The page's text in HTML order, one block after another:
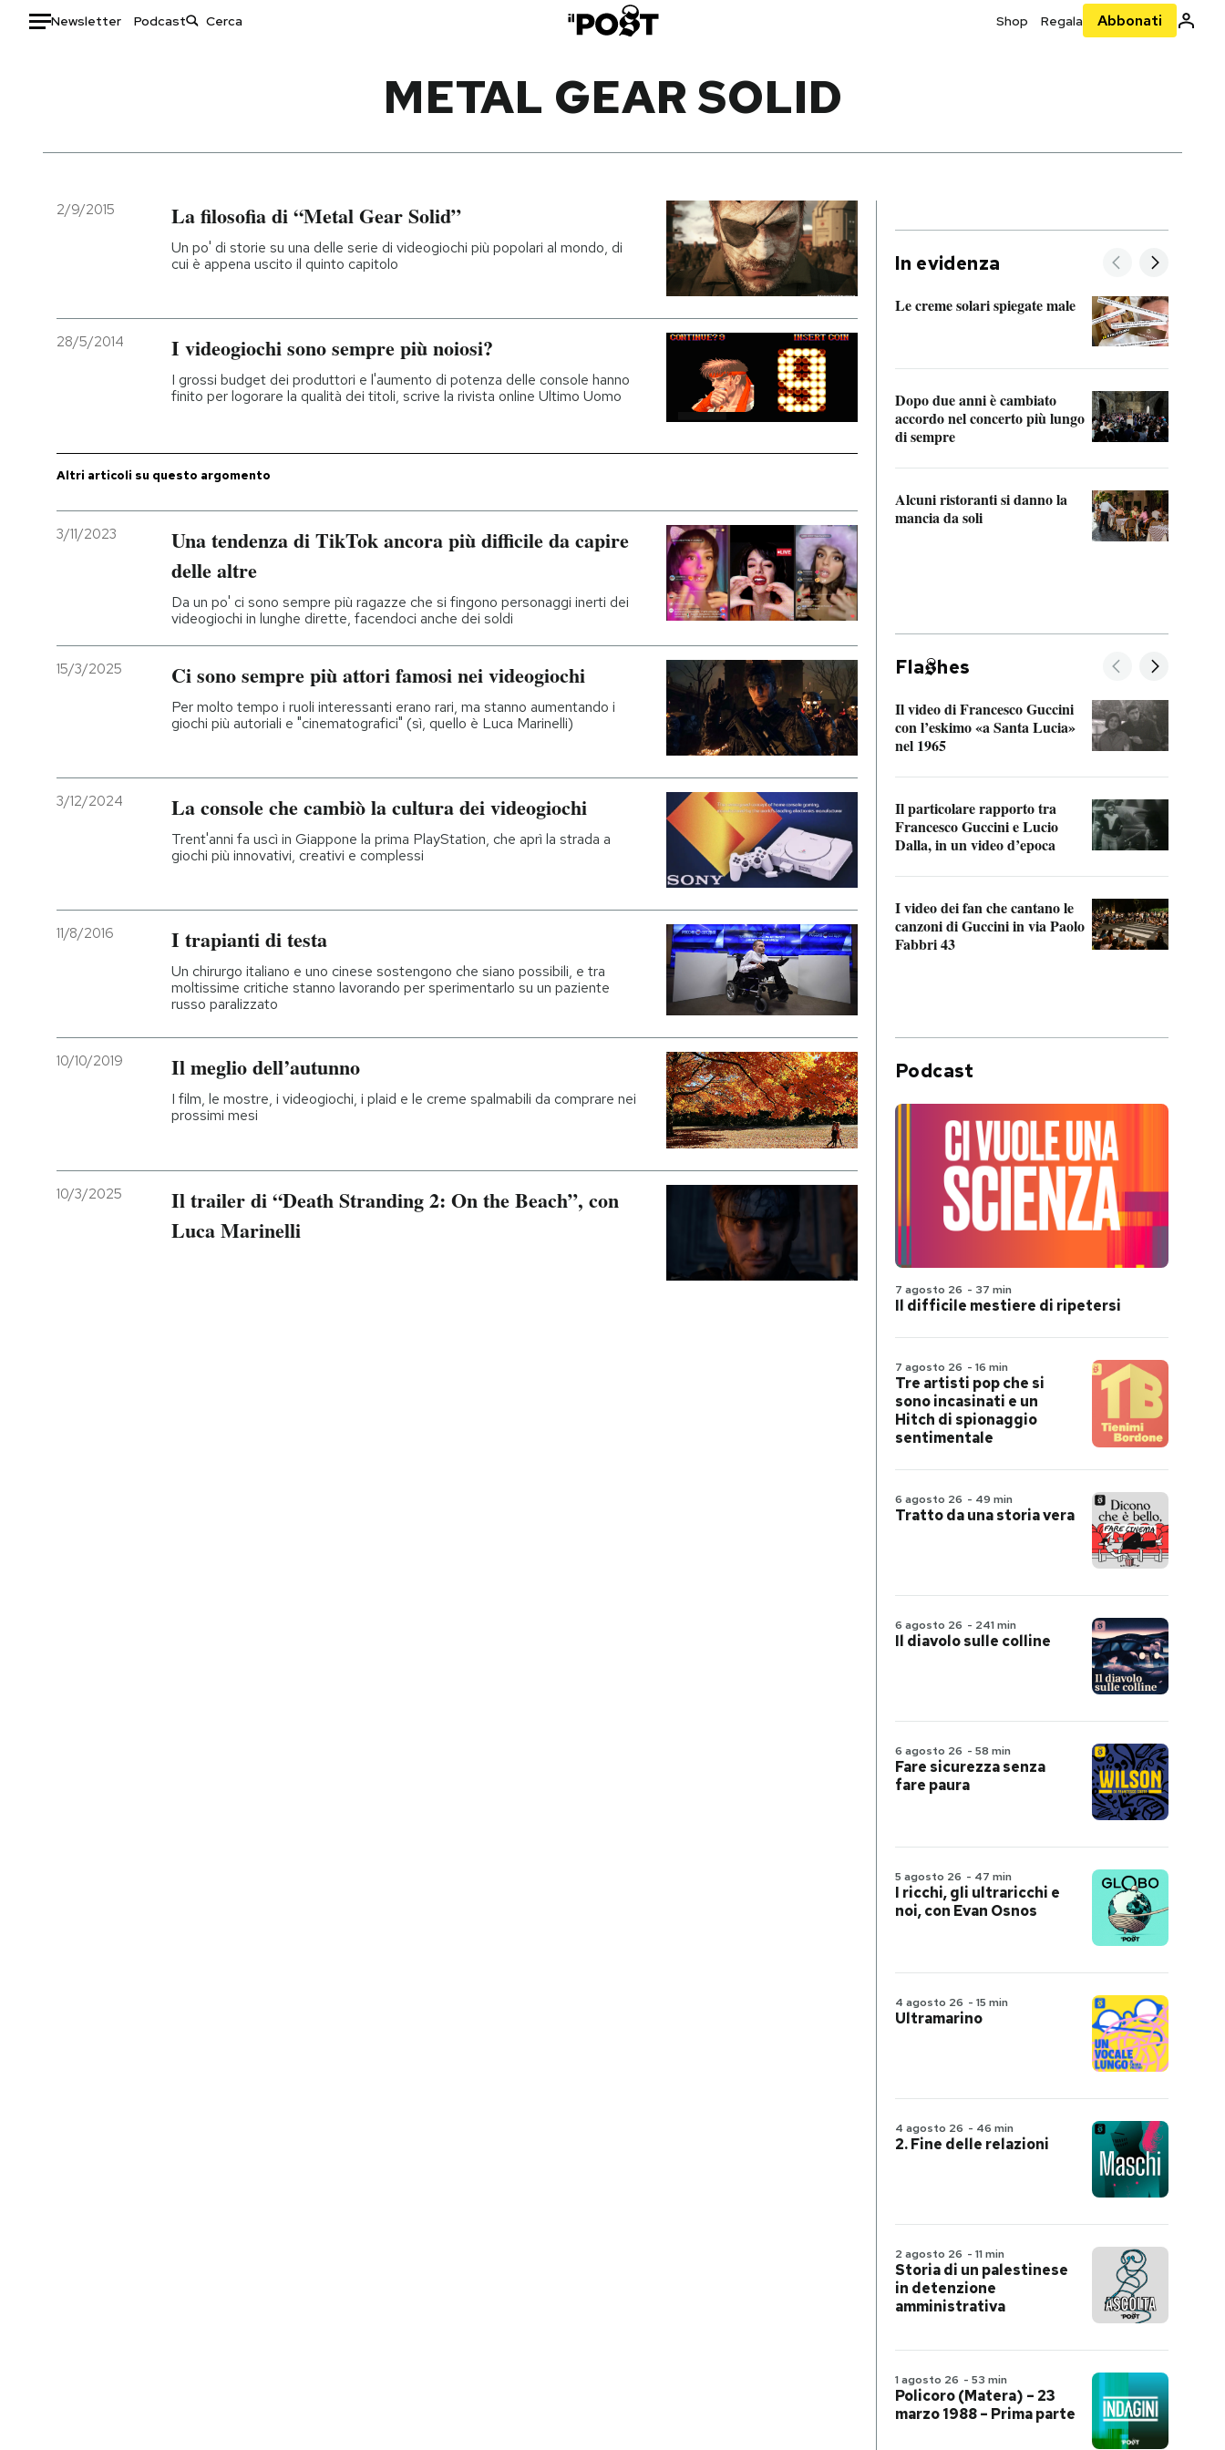
Newsletter Podcast Shop Regala Abbonati
Italia
Politica
Economia
Moda
Ok Boomer!
Mondiali calcio 2026
Entra
METAL GEAR SOLID
2/9/2015 La filosofia di “Metal Gear Solid”
Un po' di storie su una delle serie di videogiochi più popolari al mondo, di
cui è appena uscito il quinto capitolo
28/5/2014 I videogiochi sono sempre più noiosi?
I grossi budget dei produttori e l'aumento di potenza delle console hanno
finito per logorare la qualità dei titoli, scrive la rivista online Ultimo Uomo
Altri articoli su questo argomento
3/11/2023
Una tendenza di TikTok ancora più difficile da capire
delle altre
Da un po' ci sono sempre più ragazze che si fingono personaggi inerti dei
videogiochi in lunghe dirette, facendoci anche dei soldi
15/3/2025 Ci sono sempre più attori famosi nei videogiochi
Per molto tempo i ruoli interessanti erano rari, ma stanno aumentando i
giochi più autoriali e "cinematografici" (sì, quello è Luca Marinelli)
3/12/2024 La console che cambiò la cultura dei videogiochi
Trent'anni fa uscì in Giappone la prima PlayStation, che aprì la strada a
giochi più innovativi, creativi e complessi
11/8/2016 I trapianti di testa
Un chirurgo italiano e uno cinese sostengono che siano possibili, e tra
moltissime critiche stanno lavorando per sperimentarlo su un paziente
russo paralizzato
10/10/2019 Il meglio dell’autunno
I film, le mostre, i videogiochi, i plaid e le creme spalmabili da comprare nei
prossimi mesi
10/3/2025
Il trailer di “Death Stranding 2: On the Beach”, con
Luca Marinelli
In evidenza
Le creme solari spiegate male
Dopo due anni è cambiato
accordo nel concerto più lungo
di sempre
Alcuni ristoranti si danno la
mancia da soli
Fla hes
Il video di Francesco Guccini
con l’eskimo «a Santa Lucia»
nel 1965
Il particolare rapporto tra
Francesco Guccini e Lucio
Dalla, in un video d’epoca
I video dei fan che cantano le
canzoni di Guccini in via Paolo
Fabbri 43
Podcast
7 agosto 26 - 37 min
Il difficile mestiere di ripetersi
7 agosto 26 - 16 min
Tre artisti pop che si
sono incasinati e un
Hitch di spionaggio
sentimentale
6 agosto 26 - 49 min
Tratto da una storia vera
6 agosto 26 - 241 min
Il diavolo sulle colline
6 agosto 26 - 58 min
Fare sicurezza senza
fare paura
5 agosto 26 - 47 min
I ricchi, gli ultraricchi e
noi, con Evan Osnos
4 agosto 26 - 15 min
Ultramarino
4 agosto 26 - 46 min
2. Fine delle relazioni
2 agosto 26 - 11 min
Storia di un palestinese
in detenzione
amministrativa
1 agosto 26 - 53 min
Policoro (Matera) – 23
marzo 1988 – Prima parte